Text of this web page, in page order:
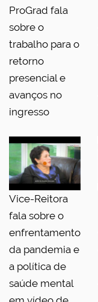
ProGrad fala
sobre o
trabalho para o
retorno
presencial e
avanços no
ingresso
Vice-Reitora
fala sobre o
enfrentamento
da pandemia e
a política de
saúde mental